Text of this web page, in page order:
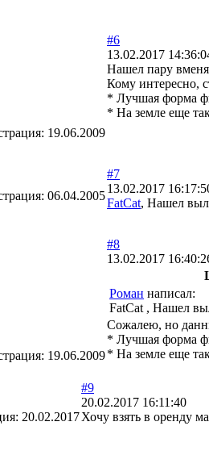
19.06.2009
#6
13.02.2017
Нашел пару
Кому интересно,
* Лучшая форма
* На земле еще
06.04.2005
#7
13.02.2017
FatCat, Нашел
19.06.2009
#8
13.02.2017
Роман написал:
FatCat , Нашел
Сожалею, но
* Лучшая форма
* На земле еще
20.02.2017
#9
20.02.2017 16:11:40
Хочу взять в оренду